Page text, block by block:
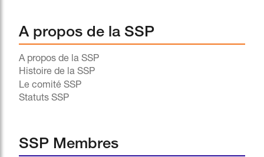
A propos de la SSP
A propos de la SSP
Histoire de la SSP
Le comité SSP
Statuts SSP
SSP Membres